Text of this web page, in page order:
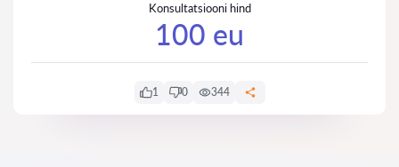
Konsultatsiooni hind
100 eu
1 0 344